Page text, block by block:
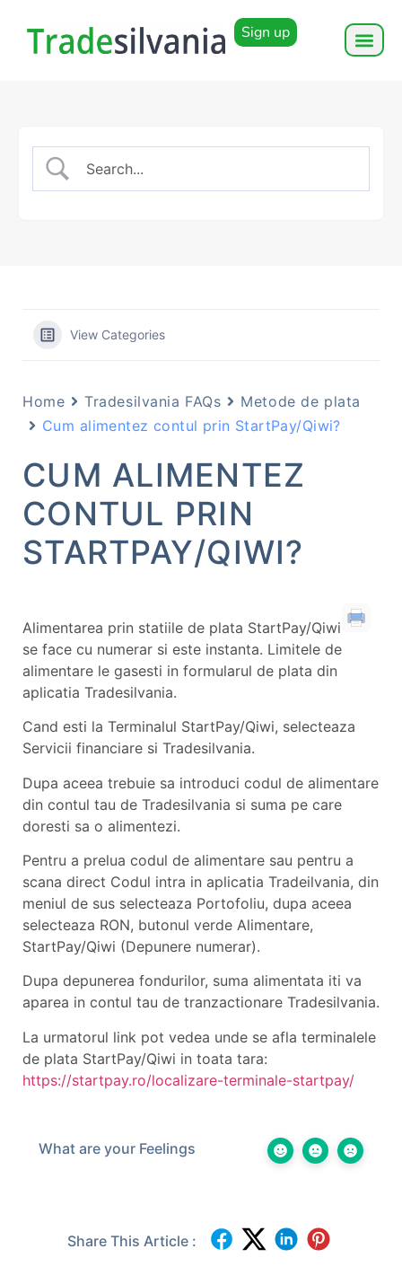
Sign up
View Categories
Home Tradesilvania FAQs
Metode de plata
Cum alimentez contul prin StartPay/Qiwi?
CUM ALIMENTEZ
CONTUL PRIN
STARTPAY/QIWI?
Alimentarea prin statiile de plata StartPay/Qiwi
se face cu numerar si este instanta. Limitele de
alimentare le gasesti in formularul de plata din
aplicatia Tradesilvania.
Cand esti la Terminalul StartPay/Qiwi, selecteaza
Servicii financiare si Tradesilvania.
Dupa aceea trebuie sa introduci codul de alimentare
din contul tau de Tradesilvania si suma pe care
doresti sa o alimentezi.
Pentru a prelua codul de alimentare sau pentru a
scana direct Codul intra in aplicatia Tradeilvania, din
meniul de sus selecteaza Portofoliu, dupa aceea
selecteaza RON, butonul verde Alimentare,
StartPay/Qiwi (Depunere numerar).
Dupa depunerea fondurilor, suma alimentata iti va
aparea in contul tau de tranzactionare Tradesilvania.
La urmatorul link pot vedea unde se afla terminalele
de plata StartPay/Qiwi in toata tara:
https://startpay.ro/localizare-terminale-startpay/
What are your Feelings
Share This Article :